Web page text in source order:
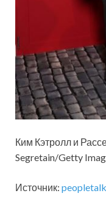
Ким Кэтролл и
Segretain/Getty
Источник: